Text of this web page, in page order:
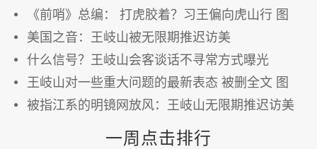
《前哨》总编： 打虎胶着？习王偏向虎山行 图
美国之音：王岐山被无限期推迟访美
什么信号？王岐山会客谈话不寻常方式曝光
王岐山对一些重大问题的最新表态 被删全文 图
被指江系的明镜网放风：王岐山无限期推迟访美
一周点击排行